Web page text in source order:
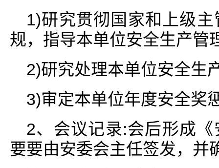
1)研究贯彻国家和上级
规，指导本单位安全生产管
2)研究处理本单位安全生
3)审定本单位年度安全奖
2、会议记录:会后形成
要要由安委会主任签发，并